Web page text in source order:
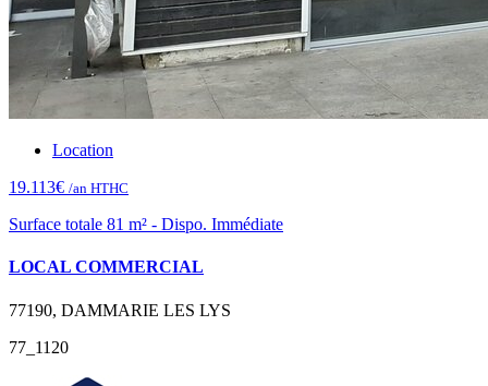
Location
19.113€ /an HTHC
Surface totale 81 m² - Dispo. Immédiate
LOCAL COMMERCIAL
77190, DAMMARIE LES LYS
77_1120